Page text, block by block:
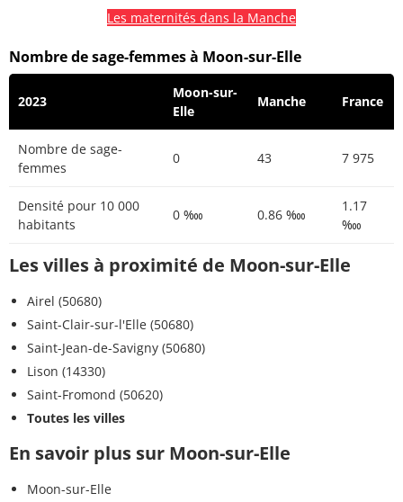
Les maternités dans la Manche
Nombre de sage-femmes à Moon-sur-Elle
2023
Moon-sur-
Elle
Manche France
Nombre de sage-
femmes
0 43 7 975
Densité pour 10 000
habitants
0 ‱ 0.86 ‱
1.17
‱
Les villes à proximité de Moon-sur-Elle
Airel (50680)
Saint-Clair-sur-l'Elle (50680)
Saint-Jean-de-Savigny (50680)
Lison (14330)
Saint-Fromond (50620)
Toutes les villes
En savoir plus sur Moon-sur-Elle
Moon-sur-Elle